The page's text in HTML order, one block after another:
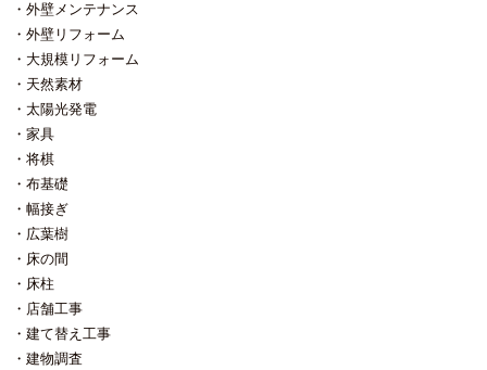
外壁メンテナンス
外壁リフォーム
大規模リフォーム
天然素材
太陽光発電
家具
将棋
布基礎
幅接ぎ
広葉樹
床の間
床柱
店舗工事
建て替え工事
建物調査